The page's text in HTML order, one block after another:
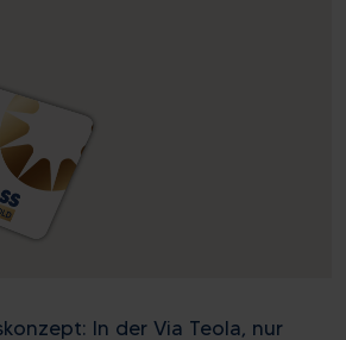
In der Via Teola, nur